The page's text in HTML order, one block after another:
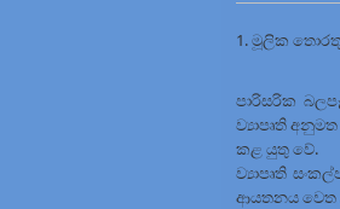
1. මූලික
පාරිසරික
ව්‍යාපෘති
කළ යුතු වේ.
ව්‍යාපෘති
ආයතනය වෙත